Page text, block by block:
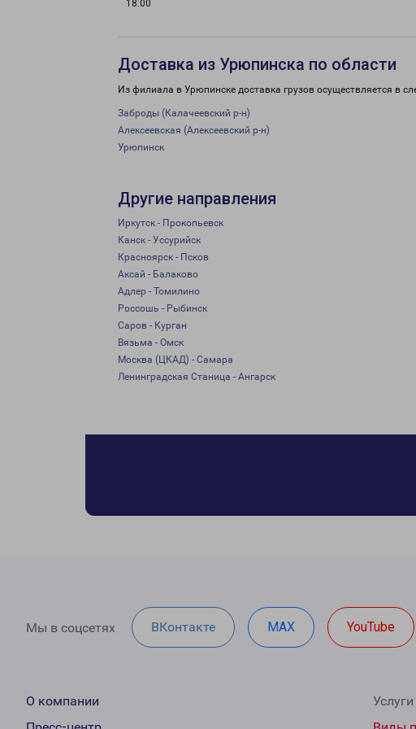
18:00
Доставка из Урюпинска по области
Из филиала в Урюпинске доставка грузов осуществляется в
Заброды (Калачеевский р-н)
Алексеевская (Алексеевский р-н)
Урюпинск
Другие направления
Иркутск - Прокопьевск
Канск - Уссурийск
Красноярск - Псков
Аксай - Балаково
Адлер - Томилино
Россошь - Рыбинск
Саров - Курган
Вязьма - Омск
Москва (ЦКАД) - Самара
Ленинградская Станица - Ангарск
Мы в соцсетях ВКонтакте MAX YouTube
О компании
Услуги